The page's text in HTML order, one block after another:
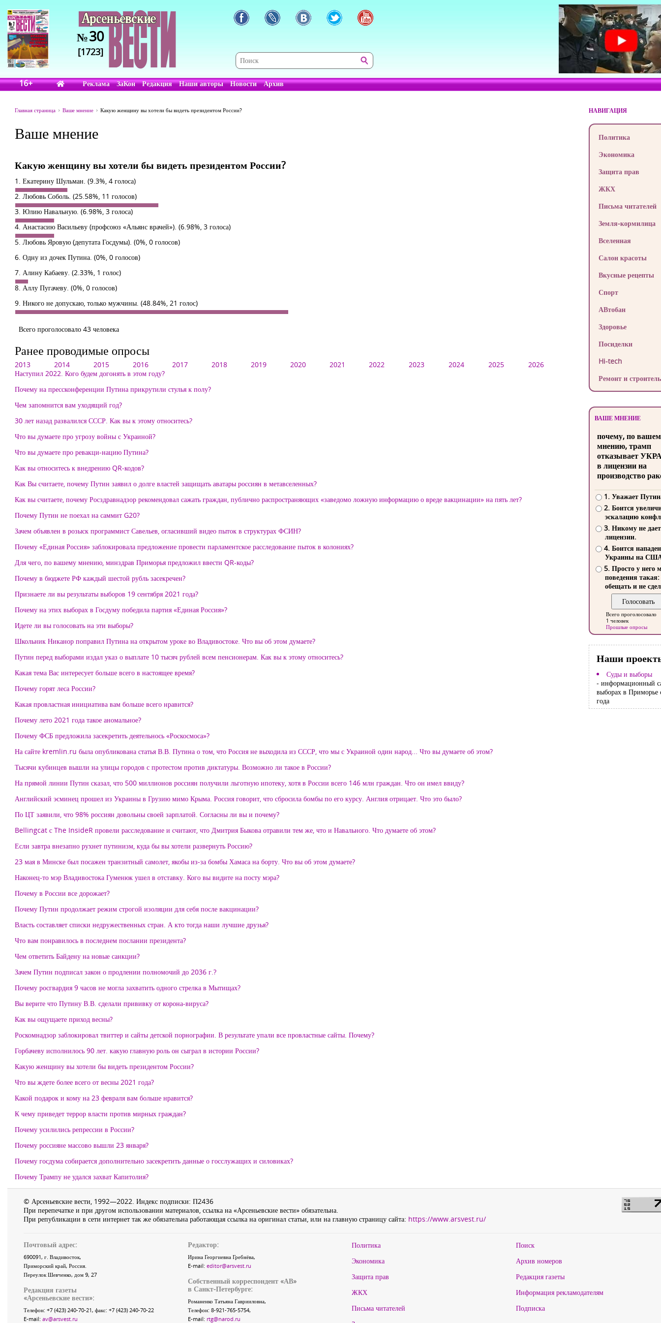
№30
[1723]
16+ Реклама ЗаКон Редакция Наши авторы Новости Архив
Главная страница Ваше мнение Какую женщину вы хотели бы видеть президентом России?
Ваше мнение
Какую женщину вы хотели бы видеть президентом России?
1. Екатерину Шульман. (9.3%, 4 голоса)
2. Любовь Соболь. (25.58%, 11 голосов)
3. Юлию Навальную. (6.98%, 3 голоса)
4. Анастасию Васильеву (профсоюз «Альянс врачей»). (6.98%, 3 голоса)
5. Любовь Яровую (депутата Госдумы). (0%, 0 голосов)
6. Одну из дочек Путина. (0%, 0 голосов)
7. Алину Кабаеву. (2.33%, 1 голос)
8. Аллу Пугачеву. (0%, 0 голосов)
9. Никого не допускаю, только мужчины. (48.84%, 21 голос)
Всего проголосовало 43 человека
Ранее проводимые опросы
2013 2014 2015 2016 2017 2018 2019 2020 2021 2022 2023 2024 2025
2026
Наступил 2022. Кого будем догонять в этом году?
Почему на прессконференции Путина прикрутили стулья к полу?
Чем запомнится вам уходящий год?
30 лет назад развалился СССР. Как вы к этому относитесь?
Что вы думаете про угрозу войны с Украиной?
Что вы думаете про ревакци-нацию Путина?
Как вы относитесь к внедрению QR-кодов?
Как Вы считаете, почему Путин заявил о долге властей защищать аватары россиян в метавселенных?
Как вы считаете, почему Росздравнадзор рекомендовал сажать граждан, публично распространяющих «заведомо ложную информацию о вреде вакцинации» на пять лет?
Почему Путин не поехал на саммит G20?
Зачем объявлен в розыск программист Савельев, огласивший видео пыток в структурах ФСИН?
Почему «Единая Россия» заблокировала предложение провести парламентское расследование пыток в колониях?
Для чего, по вашему мнению, минздрав Приморья предложил ввести QR-коды?
Почему в бюджете РФ каждый шестой рубль засекречен?
Признаете ли вы результаты выборов 19 сентября 2021 года?
Почему на этих выборах в Госдуму победила партия «Единая Россия»?
Идете ли вы голосовать на эти выборы?
Школьник Никанор поправил Путина на открытом уроке во Владивостоке. Что вы об этом думаете?
Путин перед выборами издал указ о выплате 10 тысяч рублей всем пенсионерам. Как вы к этому относитесь?
Какая тема Вас интересует больше всего в настоящее время?
Почему горят леса России?
Какая провластная инициатива вам больше всего нравится?
Почему лето 2021 года такое аномальное?
Почему ФСБ предложила засекретить деятельнось «Роскосмоса»?
На сайте kremlin.ru была опубликована статья В.В. Путина о том, что Россия не выходила из СССР, что мы с Украиной один народ... Что вы думаете об этом?
Тысячи кубинцев вышли на улицы городов с протестом против диктатуры. Возможно ли такое в России?
На прямой линии Путин сказал, что 500 миллионов россиян получили льготную ипотеку, хотя в России всего 146 млн граждан. Что он имел ввиду?
Английский эсминец прошел из Украины в Грузию мимо Крыма. Россия говорит, что сбросила бомбы по его курсу. Англия отрицает. Что это было?
По ЦТ заявили, что 98% россиян довольны своей зарплатой. Согласны ли вы и почему?
Bellingcat с The InsideR провели расследование и считают, что Дмитрия Быкова отравили тем же, что и Навального. Что думаете об этом?
Если завтра внезапно рухнет путинизм, куда бы вы хотели развернуть Россию?
23 мая в Минске был посажен транзитный самолет, якобы из-за бомбы Хамаса на борту. Что вы об этом думаете?
Наконец-то мэр Владивостока Гуменюк ушел в отставку. Кого вы видите на посту мэра?
Почему в России все дорожает?
Почему Путин продолжает режим строгой изоляции для себя после вакцинации?
Власть составляет списки недружественных стран. А кто тогда наши лучшие друзья?
Что вам понравилось в последнем послании президента?
Чем ответить Байдену на новые санкции?
Зачем Путин подписал закон о продлении полномочий до 2036 г.?
Почему росгвардия 9 часов не могла захватить одного стрелка в Мытищах?
Вы верите что Путину В.В. сделали прививку от корона-вируса?
Как вы ощущаете приход весны?
Роскомнадзор заблокировал твиттер и сайты детской порнографии. В результате упали все провластные сайты. Почему?
Горбачеву исполнилось 90 лет. какую главную роль он сыграл в истории России?
Какую женщину вы хотели бы видеть президентом России?
Что вы ждете более всего от весны 2021 года?
Какой подарок и кому на 23 февраля вам больше нравится?
К чему приведет террор власти против мирных граждан?
Почему усилились репрессии в России?
Почему россияне массово вышли 23 января?
Почему госдума собирается дополнительно засекретить данные о госслужащих и силовиках?
Почему Трампу не удался захват Капитолия?
НАВИГАЦИЯ
Политика
Экономика
Защита прав
ЖКХ
Письма читателей
Земля-кормилица
Вселенная
Салон красоты
Вкусные рецепты
Спорт
АВтобан
Здоровье
Посиделки
Hi-tech
Ремонт и
ВАШЕ МНЕНИЕ
почему, по
мнению, трамп
отказывает
в лицензии на
производство
1. Уважает
2. Боится
эскалацию
3. Никому не
лицензии.
4. Боится
Украины на
5. Просто у него
поведения такая:
обещать и не
Всего проголосовало
1 человек
Прошлые опросы
Наши
Суды и выборы
- информационный
выборах в Приморье
года
© Арсеньевские вести, 1992—2022. Индекс подписки: П2436
При перепечатке и при другом использовании материалов, ссылка на «Арсеньевские вести» обязательна.
При републикации в сети интернет так же обязательна работающая ссылка на оригинал статьи, или на главную страницу сайта: https://www.arsvest.ru/
Почтовый адрес:
690091, г. Владивосток,
Приморский край, Россия.
Переулок Шевченко, дом 9, 27
Редакция газеты
«Арсеньевские вести»:
Телефон: +7 (423) 240-70-21, факс: +7 (423) 240-70-22
E-mail: av@arsvest.ru
Редактор:
Ирина Георгиевна Гребнёва,
E-mail: editor@arsvest.ru
Собственный корреспондент «АВ»
в Санкт-Петербурге:
Романенко Татьяна Гаврииловна,
Телефон: 8-921-765-5754,
E-mail: rtg@narod.ru
Политика
Экономика
Защита прав
ЖКХ
Письма читателей
Поиск
Архив номеров
Редакция газеты
Информация рекламодателям
Подписка